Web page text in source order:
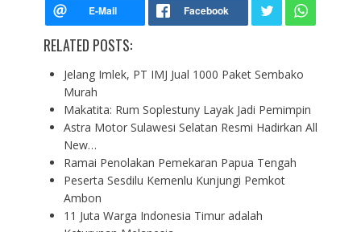
RELATED POSTS:
Jelang Imlek, PT IMJ Jual 1000 Paket Sembako
Murah
Makatita: Rum Soplestuny Layak Jadi Pemimpin
Astra Motor Sulawesi Selatan Resmi Hadirkan All
New…
Ramai Penolakan Pemekaran Papua Tengah
Peserta Sesdilu Kemenlu Kunjungi Pemkot
Ambon
11 Juta Warga Indonesia Timur adalah